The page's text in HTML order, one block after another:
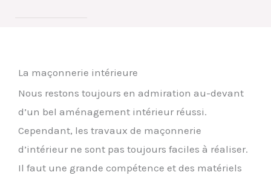
La maçonnerie intérieure
Nous restons toujours en admiration au-devant
d’un bel aménagement intérieur réussi.
Cependant, les travaux de maçonnerie
d’intérieur ne sont pas toujours faciles à réaliser.
Il faut une grande compétence et des matériels